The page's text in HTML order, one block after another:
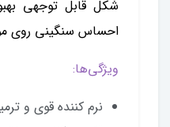
شکل قابل توجهی
احساس سنگینی روی
ویژگی‌ها:
نرم کننده قوی و